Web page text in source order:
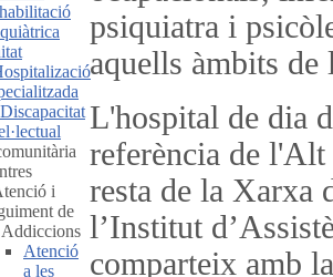
psiquiatra i
aquells àmbits
L'hospital de dia
referència de l'Alt
resta de la Xarxa
l’Institut
comparteix amb
i
de
Addiccions
Atenció
a les